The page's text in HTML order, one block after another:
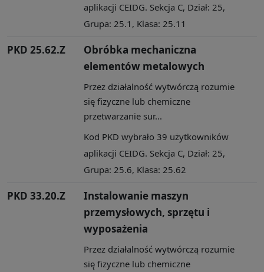
aplikacji CEIDG. Sekcja C, Dział: 25,
Grupa: 25.1, Klasa: 25.11
PKD 25.62.Z
Obróbka mechaniczna
elementów metalowych
Przez działalność wytwórczą rozumie
się fizyczne lub chemiczne
przetwarzanie sur...
Kod PKD wybrało 39 użytkowników
aplikacji CEIDG. Sekcja C, Dział: 25,
Grupa: 25.6, Klasa: 25.62
PKD 33.20.Z
Instalowanie maszyn
przemysłowych, sprzętu i
wyposażenia
Przez działalność wytwórczą rozumie
się fizyczne lub chemiczne